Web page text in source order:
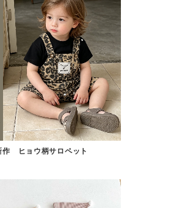
作 ヒョウ柄サロペット